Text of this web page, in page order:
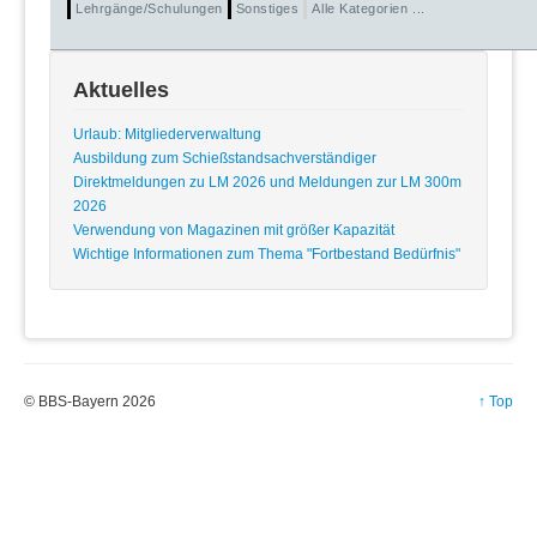
Lehrgänge/Schulungen Sonstiges Alle Kategorien ...
Aktuelles
Urlaub: Mitgliederverwaltung
Ausbildung zum Schießstandsachverständiger
Direktmeldungen zu LM 2026 und Meldungen zur LM 300m
2026
Verwendung von Magazinen mit größer Kapazität
Wichtige Informationen zum Thema "Fortbestand Bedürfnis"
↑ Top
© BBS-Bayern 2026